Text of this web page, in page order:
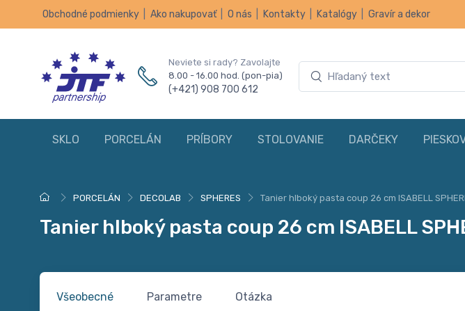
Obchodné podmienky Ako nakupovať O nás Kontakty Katalógy Gravír a dekor
Neviete si rady? Zavolajte
8.00 - 16.00 hod. (pon-pia)
(+421) 908 700 612
SKLO PORCELÁN PRÍBORY STOLOVANIE DARČEKY
PORCELÁN DECOLAB SPHERES Tanier hlboký pasta coup 26 cm ISABELL
Tanier hlboký pasta coup 26 cm ISABELL
Všeobecné Parametre Otázka